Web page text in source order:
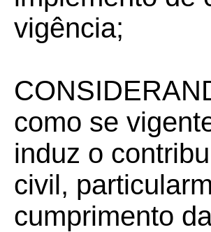
vigência;
como se
induz o
civil,
cumprimento